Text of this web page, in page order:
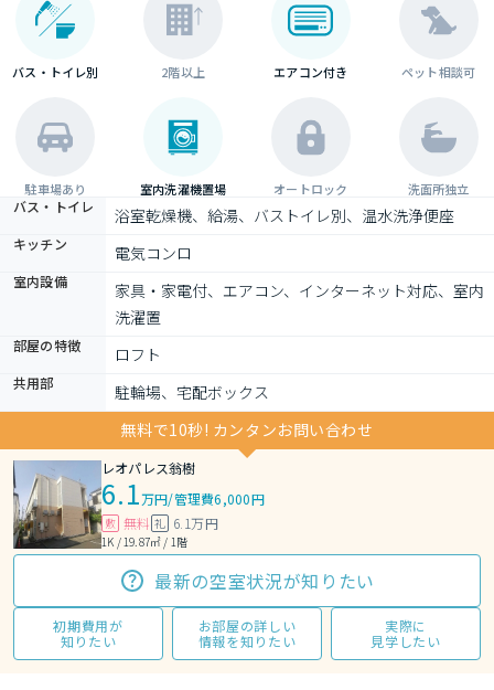
バス・トイレ別 2階以上 エアコン付き ペット相談可
駐車場あり 室内洗濯機置場 オートロック 洗面所独立
バス・トイレ 浴室乾燥機、給湯、バストイレ別、温水洗浄便座
キッチン 電気コンロ
室内設備
家具・家電付、エアコン、インターネット対応、室内
洗濯置
部屋の特徴 ロフト
共用部
駐輪場、宅配ボックス
無料で10秒! カンタンお問い合わせ
レオパレス翁樹
6.1万円/管理費6,000円
敷 無料 礼 6.1万円
1K / 19.87㎡ / 1階
最新の空室状況が知りたい
初期費用が
知りたい
お部屋の詳しい
情報を知りたい
実際に
見学したい